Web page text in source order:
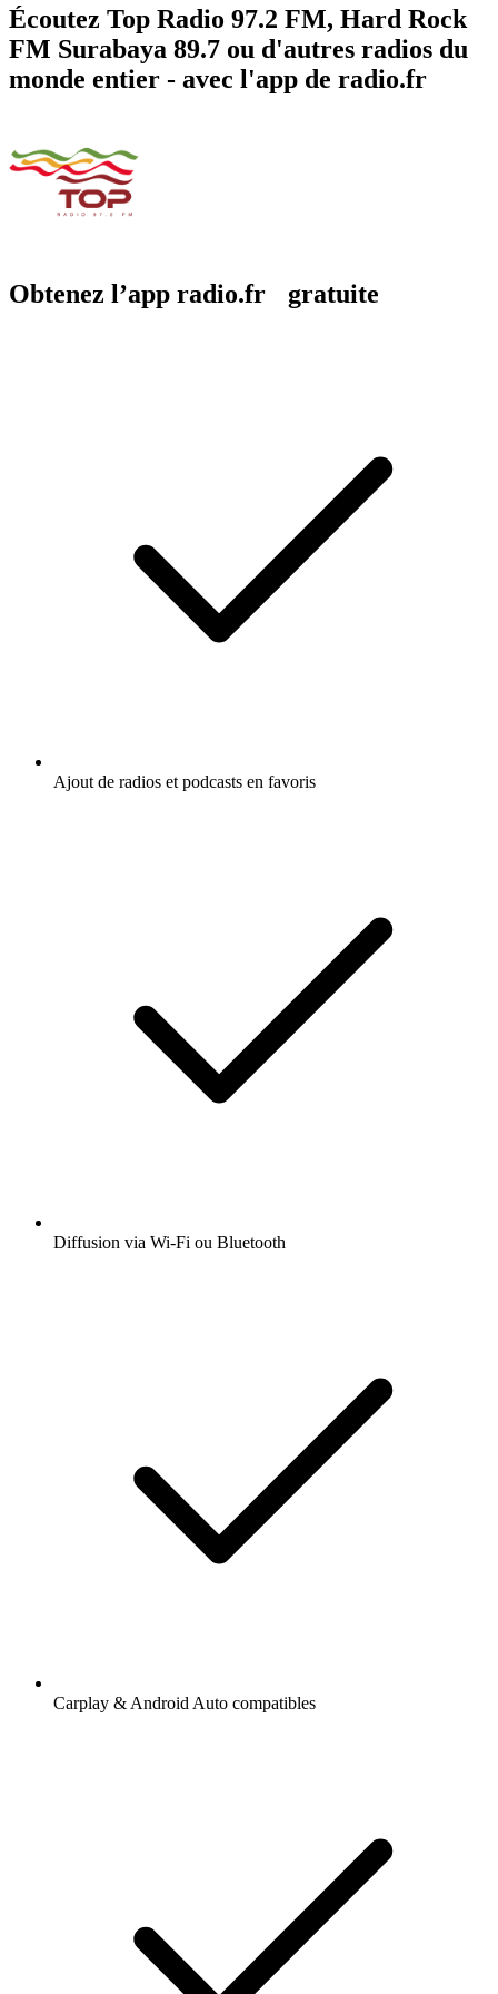
Écoutez Top Radio 97.2 FM, Hard Rock
FM Surabaya 89.7 ou d'autres radios du
monde entier - avec l'app de radio.fr
Obtenez l’app radio.fr gratuite
Ajout de radios et podcasts en favoris
Diffusion via Wi-Fi ou Bluetooth
Carplay & Android Auto compatibles